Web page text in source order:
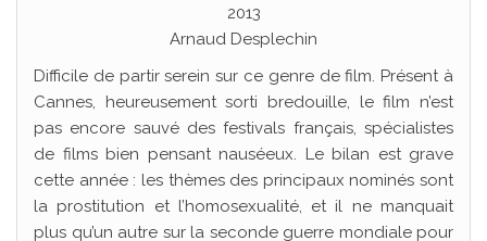
2013
Arnaud Desplechin
Difficile de partir serein sur ce genre de film. Présent à
Cannes, heureusement sorti bredouille, le film n’est
pas encore sauvé des festivals français, spécialistes
de films bien pensant nauséeux. Le bilan est grave
cette année : les thèmes des principaux nominés sont
la prostitution et l’homosexualité, et il ne manquait
plus qu’un autre sur la seconde guerre mondiale pour